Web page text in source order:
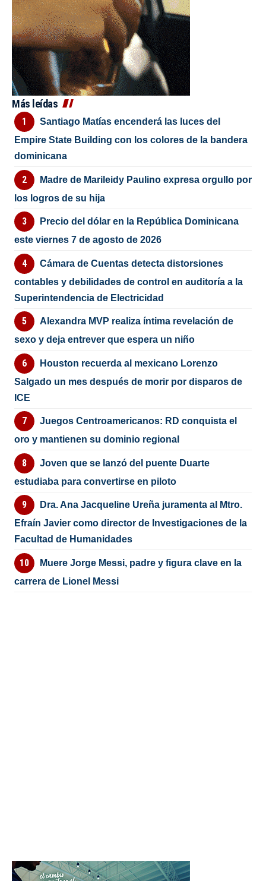
Más leídas
Santiago Matías encenderá las luces del
Empire State Building con los colores de la bandera
dominicana
Madre de Marileidy Paulino expresa orgullo por
los logros de su hija
Precio del dólar en la República Dominicana
este viernes 7 de agosto de 2026
Cámara de Cuentas detecta distorsiones
contables y debilidades de control en auditoría a la
Superintendencia de Electricidad
Alexandra MVP realiza íntima revelación de
sexo y deja entrever que espera un niño
Houston recuerda al mexicano Lorenzo
Salgado un mes después de morir por disparos de
ICE
Juegos Centroamericanos: RD conquista el
oro y mantienen su dominio regional
Joven que se lanzó del puente Duarte
estudiaba para convertirse en piloto
Dra. Ana Jacqueline Ureña juramenta al Mtro.
Efraín Javier como director de Investigaciones de la
Facultad de Humanidades
Muere Jorge Messi, padre y figura clave en la
carrera de Lionel Messi